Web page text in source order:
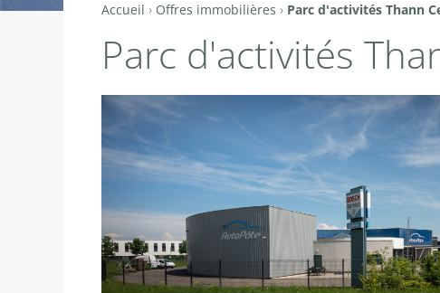
Vous
êtes
ici
Accueil › Offres immobilières › Parc d'activités Thann
Parc d'activités